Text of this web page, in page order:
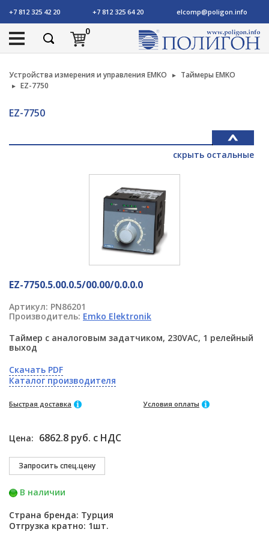
+7 812 325 42 20 +7 812 325 64 20 elcomp@poligon.info
0
Устройства измерения и управления EMKO
Таймеры EMKO
EZ-7750
EZ-7750
скрыть остальные
EZ-7750.5.00.0.5/00.00/0.0.0.0
Артикул: PN86201
Производитель: Emko Elektronik
Таймер с аналоговым задатчиком, 230VAC, 1 релейный
выход
Скачать PDF
Каталог производителя
Быстрая доставка Условия оплаты
Цена: 6862.8 руб. с НДС
В наличии
Страна бренда: Турция
Отгрузка кратно: 1шт.